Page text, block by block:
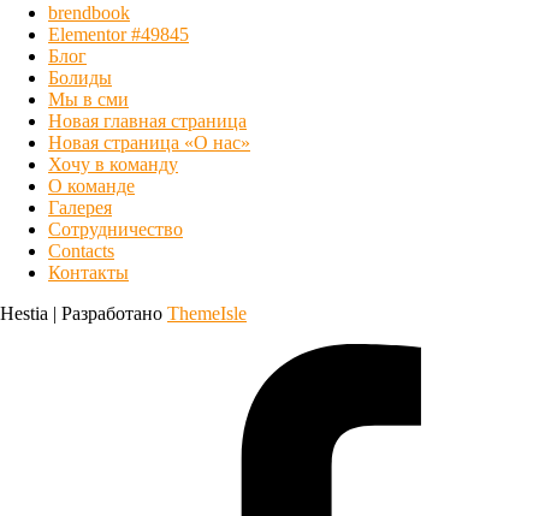
brendbook
Elementor #49845
Блог
Болиды
Мы в сми
Новая главная страница
Новая страница «О нас»
Хочу в команду
О команде
Галерея
Сотрудничество
Contacts
Контакты
Hestia | Разработано ThemeIsle